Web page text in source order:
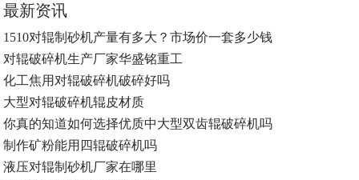
最新资讯
1510对辊制砂机产量有多大？市场价一套多少钱
对辊破碎机生产厂家华盛铭重工
化工焦用对辊破碎机破碎好吗
大型对辊破碎机辊皮材质
你真的知道如何选择优质中大型双齿辊破碎机吗
制作矿粉能用四辊破碎机吗
液压对辊制砂机厂家在哪里